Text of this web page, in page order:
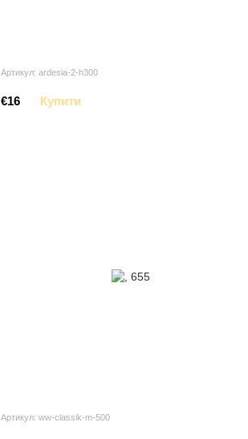
Артикул: ardesia-2-h300
€16 Купити
Артикул: ww-classik-m-500